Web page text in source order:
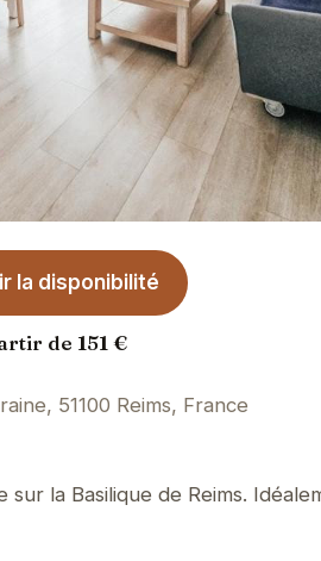
la disponibilité
de 151 €
51100 Reims, France
la Basilique de Reims.